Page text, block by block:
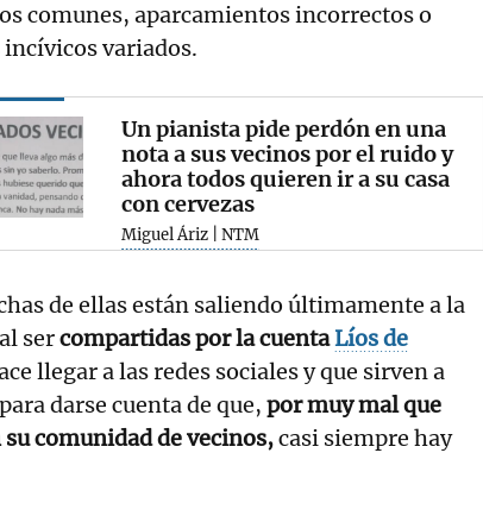
comunes, aparcamientos incorrectos o
variados.
Un pianista pide perdón en una
nota a sus vecinos por el ruido y
ahora todos quieren ir a su casa
con cervezas
Miguel Áriz | NTM
de ellas están saliendo últimamente a la
sercompartidas por la cuentaLíos de
llegar a las redes sociales y que sirven a
darse cuenta de que, por muy mal que
su comunidad de vecinos,casi siempre hay